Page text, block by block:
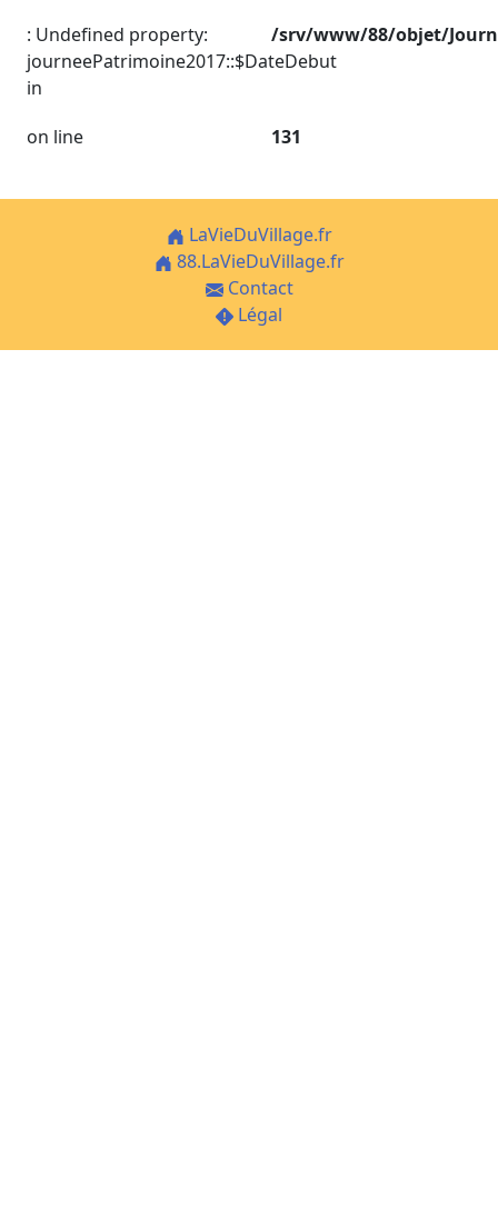
: Undefined property:
journeePatrimoine2017::$DateDebut
in
/srv/www/88/objet/
on line 131
LaVieDuVillage.fr
88.LaVieDuVillage.fr
Contact
Légal